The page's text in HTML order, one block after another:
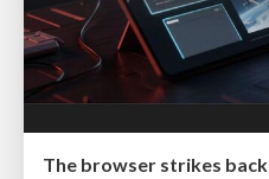
The browser strikes back